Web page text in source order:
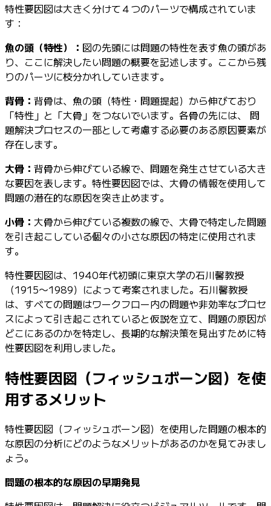
特性要因図は大きく分けて４つのパーツで構成されていま
す：
魚の頭（特性）： 図の先頭には問題の特性を表す魚の頭があ
り、ここに解決したい問題の概要を記述します。ここから残
りのパーツに枝分かれしていきます。
背骨： 背骨は、魚の頭（特性・問題提起）から伸びており
「特性」と「大骨」をつないでいます。各骨の先には、 問
題解決プロセスの一部として考慮する必要のある原因要素が
存在します。
大骨： 背骨から伸びている線で、問題を発生させている大き
な要因を表します。特性要因図では、大骨の情報を使用して
問題の潜在的な原因を突き止めます。
小骨： 大骨から伸びている複数の線で、大骨で特定した問題
を引き起こしている個々の小さな原因の特定に使用されま
す。
特性要因図は、1940年代初頭に東京大学の石川馨教授
（1915〜1989）によって考案されました。石川馨教授
は、すべての問題はワークフロー内の問題や非効率なプロセ
スによって引き起こされていると仮説を立て、問題の原因が
どこにあるのかを特定し、長期的な解決策を見出すために特
性要因図を利用しました。
特性要因図（フィッシュボーン図）を使
用するメリット
特性要因図（フィッシュボーン図）を使用した問題の根本的
な原因の分析にどのようなメリットがあるのかを見てみまし
ょう。
問題の根本的な原因の早期発見